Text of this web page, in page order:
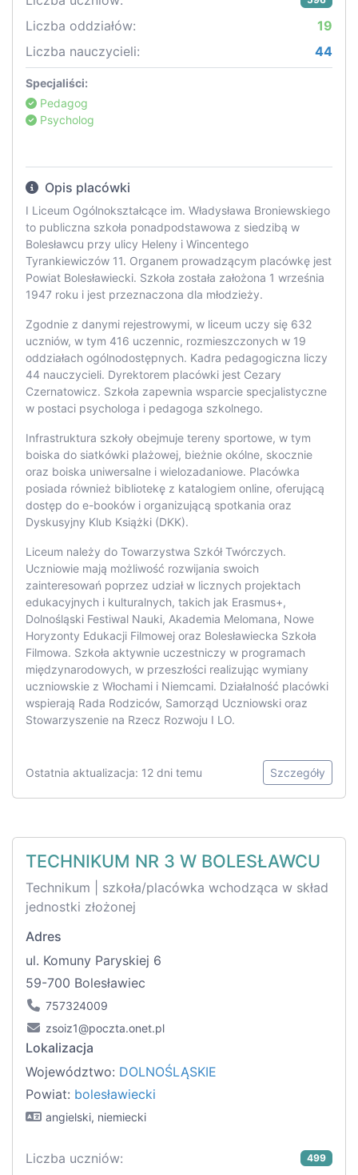
Liczba oddziałów:
19
Liczba nauczycieli:
44
Specjaliści:
Pedagog
Psycholog
Opis placówki
I Liceum Ogólnokształcące im. Władysława Broniewskiego
to publiczna szkoła ponadpodstawowa z siedzibą w
Bolesławcu przy ulicy Heleny i Wincentego
Tyrankiewiczów 11. Organem prowadzącym placówkę jest
Powiat Bolesławiecki. Szkoła została założona 1 września
1947 roku i jest przeznaczona dla młodzieży.
Zgodnie z danymi rejestrowymi, w liceum uczy się 632
uczniów, w tym 416 uczennic, rozmieszczonych w 19
oddziałach ogólnodostępnych. Kadra pedagogiczna liczy
44 nauczycieli. Dyrektorem placówki jest Cezary
Czernatowicz. Szkoła zapewnia wsparcie specjalistyczne
w postaci psychologa i pedagoga szkolnego.
Infrastruktura szkoły obejmuje tereny sportowe, w tym
boiska do siatkówki plażowej, bieżnie okólne, skocznie
oraz boiska uniwersalne i wielozadaniowe. Placówka
posiada również bibliotekę z katalogiem online, oferującą
dostęp do e-booków i organizującą spotkania oraz
Dyskusyjny Klub Książki (DKK).
Liceum należy do Towarzystwa Szkół Twórczych.
Uczniowie mają możliwość rozwijania swoich
zainteresowań poprzez udział w licznych projektach
edukacyjnych i kulturalnych, takich jak Erasmus+,
Dolnośląski Festiwal Nauki, Akademia Melomana, Nowe
Horyzonty Edukacji Filmowej oraz Bolesławiecka Szkoła
Filmowa. Szkoła aktywnie uczestniczy w programach
międzynarodowych, w przeszłości realizując wymiany
uczniowskie z Włochami i Niemcami. Działalność placówki
wspierają Rada Rodziców, Samorząd Uczniowski oraz
Stowarzyszenie na Rzecz Rozwoju I LO.
Ostatnia aktualizacja: 12 dni temu Szczegóły
TECHNIKUM NR 3 W BOLESŁAWCU
Technikum | szkoła/placówka wchodząca w skład
jednostki złożonej
Adres
ul. Komuny Paryskiej 6
59-700 Bolesławiec
757324009
zsoiz1@poczta.onet.pl
Lokalizacja
Województwo: DOLNOŚLĄSKIE
Powiat: bolesławiecki
angielski, niemiecki
Liczba uczniów: 499